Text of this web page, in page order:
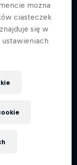
można
ciasteczek
się w
ustawieniach